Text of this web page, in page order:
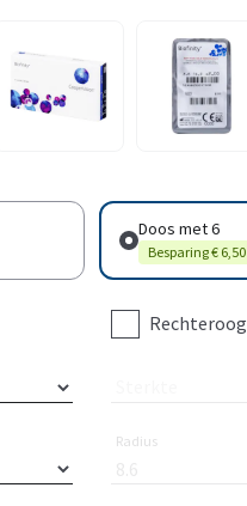
Doos met 6
Besparing € 6,50
Rechteroog
Radius